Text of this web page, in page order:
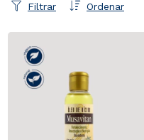
Ordenar
Filtrar